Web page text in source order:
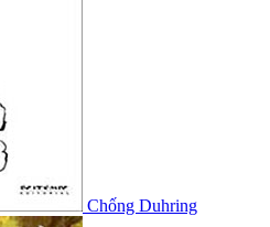
Chống Duhring